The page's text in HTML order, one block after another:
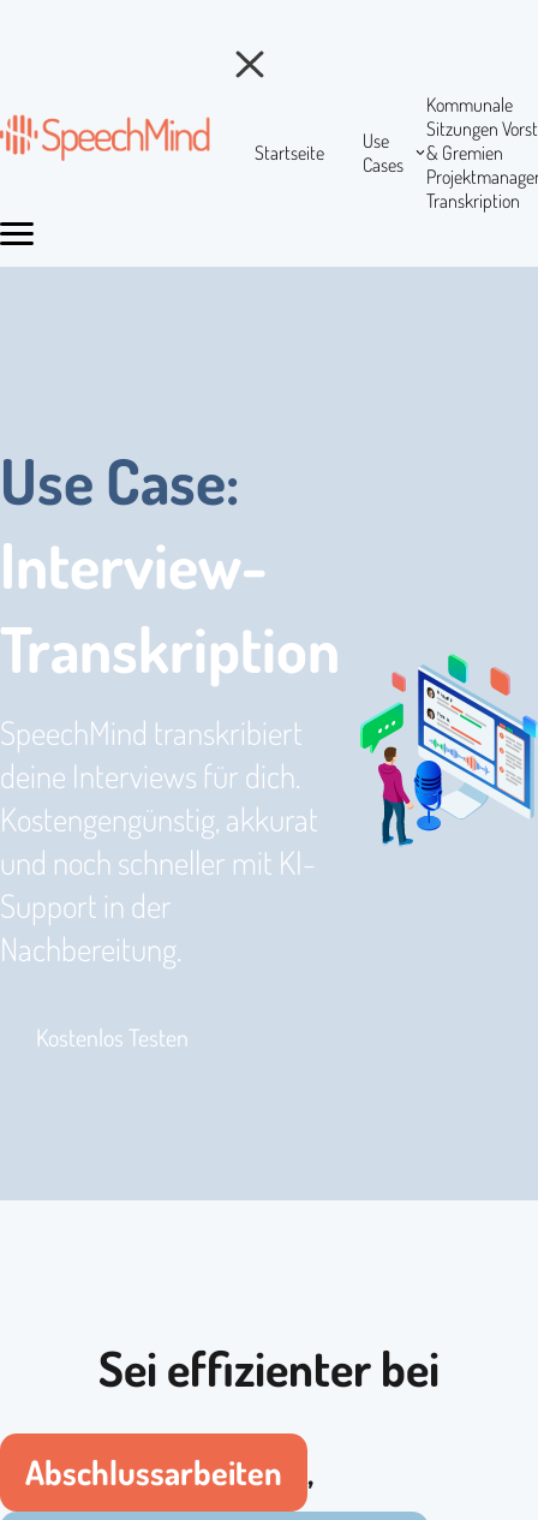
Startseite
Use
Cases
Kommunale
Sitzungen
& Gremien
Transkription
Use Case:
Interview-
Transkription
SpeechMind transkribiert
deine Interviews für dich.
Kostengengünstig, akkurat
und noch schneller mit KI-
Support in der
Nachbereitung.
Kostenlos Testen
Sei effizienter bei
Abschlussarbeiten
,